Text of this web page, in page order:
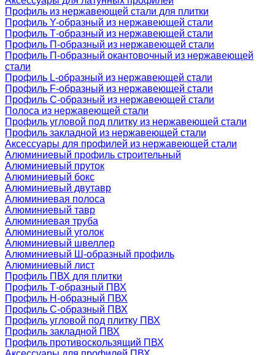
Профиль из нержавеющей стали для плитки
Профиль Y-образный из нержавеющей стали
Профиль Т-образный из нержавеющей стали
Профиль П-образный из нержавеющей стали
Профиль П-образный окантовочный из нержавеющей
стали
Профиль L-образный из нержавеющей стали
Профиль F-образный из нержавеющей стали
Профиль C-образный из нержавеющей стали
Полоса из нержавеющей стали
Профиль угловой под плитку из нержавеющей стали
Профиль закладной из нержавеющей стали
Аксессуары для профилей из нержавеющей стали
Алюминиевый профиль строительный
Алюминиевый пруток
Алюминиевый бокс
Алюминиевый двутавр
Алюминиевая полоса
Алюминиевый тавр
Алюминиевая труба
Алюминиевый уголок
Алюминиевый швеллер
Алюминиевый Ш-образный профиль
Алюминиевый лист
Профиль ПВХ для плитки
Профиль Т-образный ПВХ
Профиль H-образный ПВХ
Профиль C-образный ПВХ
Профиль угловой под плитку ПВХ
Профиль закладной ПВХ
Профиль противоскользящий ПВХ